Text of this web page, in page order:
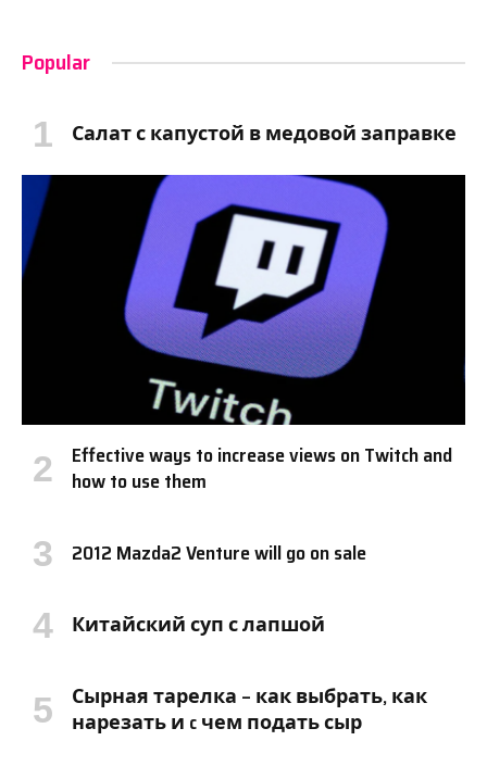
Popular
Салат с капустой в медовой заправке
Effective ways to increase views on Twitch and
how to use them
2012 Mazda2 Venture will go on sale
Китайский суп с лапшой
Сырная тарелка – как выбрать, как
нарезать и c чем подать сыр